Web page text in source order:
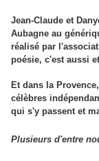
Jean-Claude et
Aubagne au
réalisé par
poésie, c'est aussi
Et dans la
célèbres
qui s'y passent et
Plusieurs d'entre